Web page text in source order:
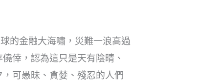
的金融大海嘯，災難一浪高過
倖，認為這只是天有陰晴、
可愚昧、貪婪、殘忍的人們